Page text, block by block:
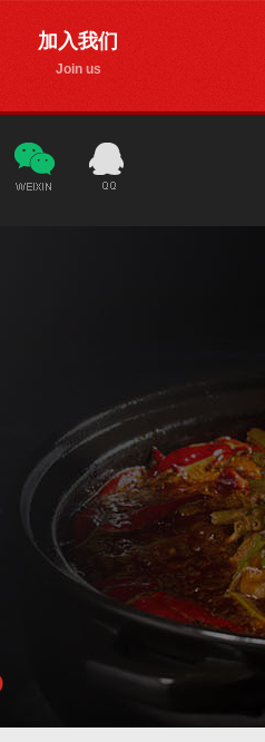
加入我们
Join us
新